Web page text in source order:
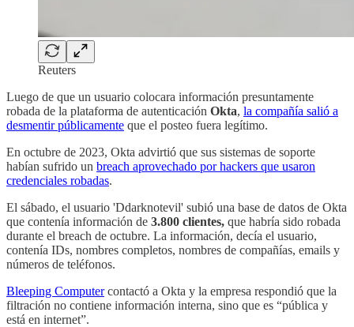
Reuters
Luego de que un usuario colocara información presuntamente
robada de la plataforma de autenticación Okta, la compañía salió a
desmentir públicamente que el posteo fuera legítimo.
En octubre de 2023, Okta advirtió que sus sistemas de soporte
habían sufrido un breach aprovechado por hackers que usaron
credenciales robadas.
El sábado, el usuario 'Ddarknotevil' subió una base de datos de Okta
que contenía información de 3.800 clientes, que habría sido robada
durante el breach de octubre. La información, decía el usuario,
contenía IDs, nombres completos, nombres de compañías, emails y
números de teléfonos.
Bleeping Computercontactó a Okta y la empresa respondió que la
filtración no contiene información interna, sino que es “pública y
está en internet”.